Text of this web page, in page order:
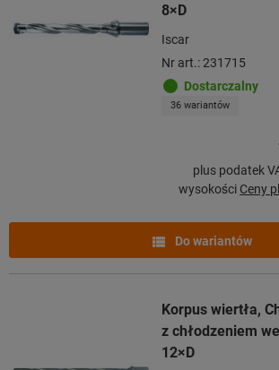
8×D
Iscar
Nr art.: 231715
Dostarczalny
36 wariantów
plus podatek
wysokości Ceny
Do wariantów
Korpus wiertła,
z chłodzeniem
12×D